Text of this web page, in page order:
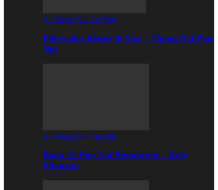
Ao Thong Nai Pan Noi
Phuwadee Resort & Spa – Thong Nai Pan
Noi
Ao Thong Nai Pan Noi
Baan Ta Pan Noi Restaurant – Koh
Phangan